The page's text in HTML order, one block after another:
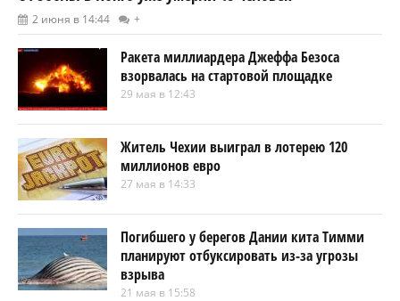
2 июня в 14:44 +
Ракета миллиардера Джеффа Безоса
взорвалась на стартовой площадке
29 мая в 12:43
Житель Чехии выиграл в лотерею 120
миллионов евро
27 мая в 14:33
Погибшего у берегов Дании кита Тимми
планируют отбуксировать из-за угрозы
взрыва
21 мая в 15:58